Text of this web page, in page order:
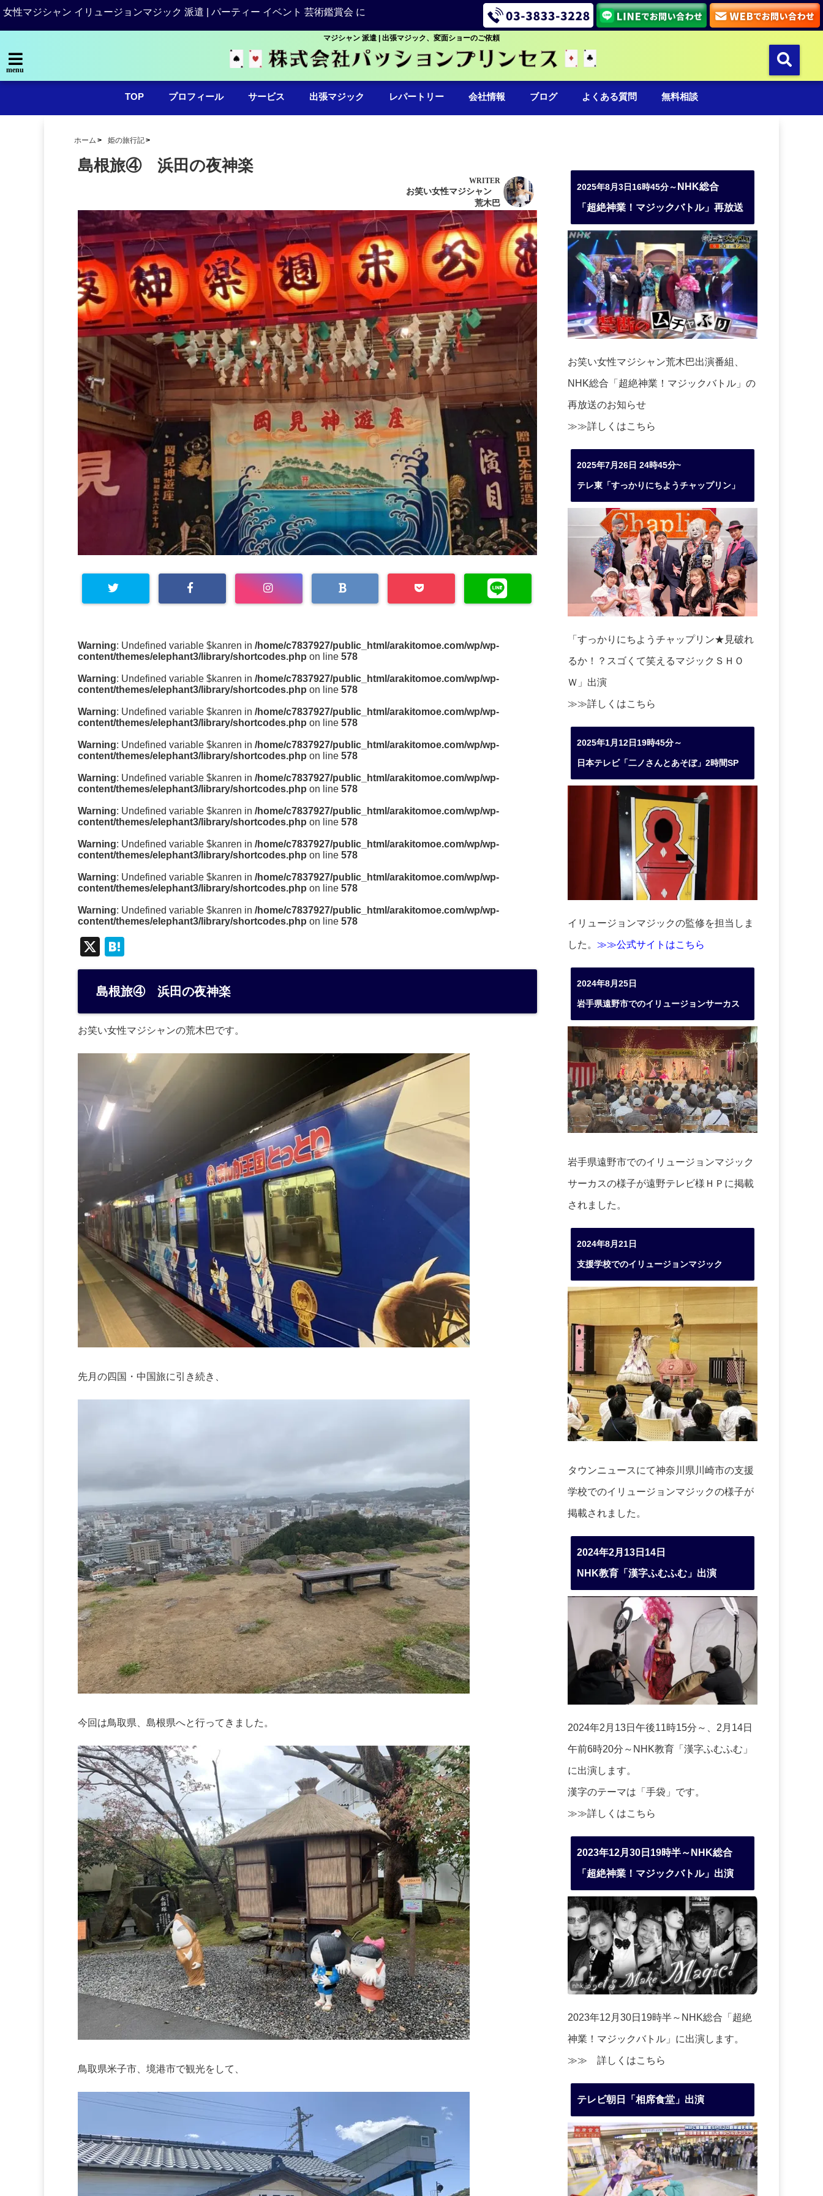
女性マジシャン イリュージョンマジック 派遣 | パーティー イベント 芸術鑑賞会 に
マジシャン 派遣 | 出張マジック、変面ショーのご依頼
menu
TOP プロフィール サービス 出張マジック レパートリー 会社情報 ブログ よくある質問 無料相談
ホーム 姫の旅行記
島根旅④ 浜田の夜神楽
WRITER
お笑い女性マジシャン
荒木巴
Warning: Undefined variable $kanren in /home/c7837927/public_html/arakitomoe.com/wp/wp-
content/themes/elephant3/library/shortcodes.php on line 578
Warning: Undefined variable $kanren in /home/c7837927/public_html/arakitomoe.com/wp/wp-
content/themes/elephant3/library/shortcodes.php on line 578
Warning: Undefined variable $kanren in /home/c7837927/public_html/arakitomoe.com/wp/wp-
content/themes/elephant3/library/shortcodes.php on line 578
Warning: Undefined variable $kanren in /home/c7837927/public_html/arakitomoe.com/wp/wp-
content/themes/elephant3/library/shortcodes.php on line 578
Warning: Undefined variable $kanren in /home/c7837927/public_html/arakitomoe.com/wp/wp-
content/themes/elephant3/library/shortcodes.php on line 578
Warning: Undefined variable $kanren in /home/c7837927/public_html/arakitomoe.com/wp/wp-
content/themes/elephant3/library/shortcodes.php on line 578
Warning: Undefined variable $kanren in /home/c7837927/public_html/arakitomoe.com/wp/wp-
content/themes/elephant3/library/shortcodes.php on line 578
Warning: Undefined variable $kanren in /home/c7837927/public_html/arakitomoe.com/wp/wp-
content/themes/elephant3/library/shortcodes.php on line 578
Warning: Undefined variable $kanren in /home/c7837927/public_html/arakitomoe.com/wp/wp-
content/themes/elephant3/library/shortcodes.php on line 578
X
at
e
a
島根旅④ 浜田の夜神楽
お笑い女性マジシャンの荒木巴です。
先月の四国・中国旅に引き続き、
今回は鳥取県、島根県へと行ってきました。
鳥取県米子市、境港市で観光をして、
2025年8月3日16時45分～ NHK総合
「超絶神業！マジックバトル」再放送
お笑い女性マジシャン荒木巴出演番組、
NHK総合「超絶神業！マジックバトル」の
再放送のお知らせ
≫≫詳しくはこちら
2025年7月26日 24時45分~
テレ東「すっかりにちようチャップリン」
「すっかりにちようチャップリン★見破れ
るか！？スゴくて笑えるマジックＳＨＯ
Ｗ」出演
≫≫詳しくはこちら
2025年1月12日19時45分～
日本テレビ「二ノさんとあそぼ」2時間SP
イリュージョンマジックの監修を担当しま
した。 ≫≫公式サイトはこちら
2024年8月25日
岩手県遠野市でのイリュージョンサーカス
岩手県遠野市でのイリュージョンマジック
サーカスの様子が遠野テレビ様ＨＰに掲載
されました。
2024年8月21日
支援学校でのイリュージョンマジック
タウンニュースにて神奈川県川崎市の支援
学校でのイリュージョンマジックの様子が
掲載されました。
2024年2月13日14日
NHK教育「漢字ふむふむ」出演
2024年2月13日午後11時15分～、2月14日
午前6時20分～NHK教育「漢字ふむふむ」
に出演します。
漢字のテーマは「手袋」です。
≫≫詳しくはこちら
2023年12月30日19時半～NHK総合
「超絶神業！マジックバトル」出演
2023年12月30日19時半～NHK総合「超絶
神業！マジックバトル」に出演します。
≫≫ 詳しくはこちら
テレビ朝日「相席食堂」出演